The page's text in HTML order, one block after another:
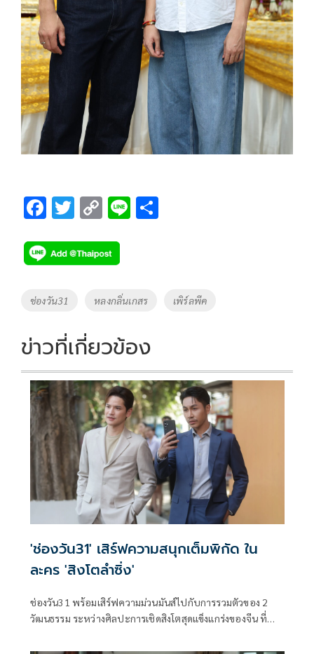
F
e
b
o
k
T
tt
er
C
p
y
Li
k
Li
Tags
ช่องวัน31 หลงกลิ่นเกสร เพิร์ลพีค
ข่าวที่เกี่ยวข้อง
'ช่องวัน31' เสิร์ฟความสนุกเต็มพิกัด ใน
ละคร 'สิงโตลำซิ่ง'
ช่องวัน31 พร้อมเสิร์ฟความม่วนมันส์ไปกับการรวมตัวของ 2
วัฒนธรรม ระหว่างศิลปะการเชิดสิงโตสุดแข็งแกร่งของจีน ที่
นี้ขอบอกว่าจังหวะเป๊ะปัง ม่วนซื่นโฮแซวแน่นอน นำทีมโดย เต๋า